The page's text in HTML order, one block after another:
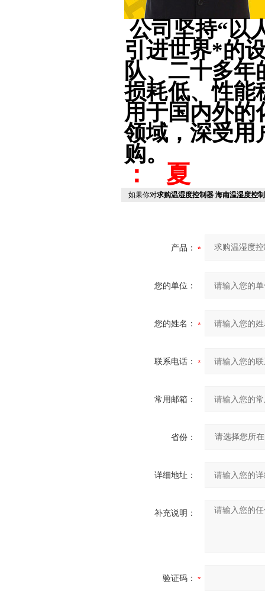
公司坚持“以
引进世界*的
队、二十多
损耗低、性能
用于国内外的
领域，深受用
购。
： 夏
如果你对求购温湿度控制器 海南温湿度控
产品：
您的单位：
您的姓名：
联系电话：
常用邮箱：
省份：
详细地址：
补充说明：
验证码：